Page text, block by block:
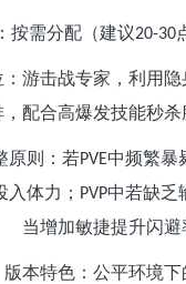
按需分配（建议20-30
：游击战专家，利用
，配合高爆发技能秒杀
原则：若PVE中频繁暴
入体力； PVP中若缺乏
当增加敏捷提升闪避
版本特色：公平环境